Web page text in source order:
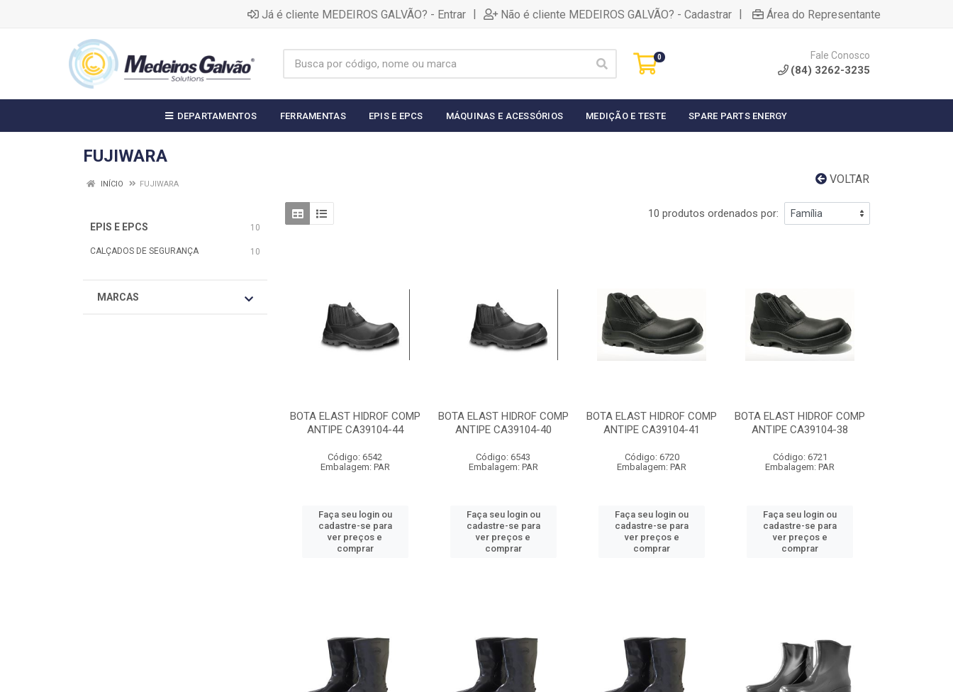
Já é cliente MEDEIROS GALVÃO? - Entrar | Não é cliente MEDEIROS GALVÃO? - Cadastrar | Área do Representante
0 Fale Conosco
(84) 3262-3235
DEPARTAMENTOS FERRAMENTAS EPIS E EPCS MÁQUINAS E ACESSÓRIOS MEDIÇÃO E TESTE SPARE PARTS ENERGY
FUJIWARA
VOLTAR
INÍCIO FUJIWARA
EPIS E EPCS 10
CALÇADOS DE SEGURANÇA 10
MARCAS
10 produtos ordenados por:
BOTA ELAST HIDROF COMP
ANTIPE CA39104-44
Código: 6542
Embalagem: PAR
Faça seu login ou
cadastre-se para
ver preços e
comprar
BOTA ELAST HIDROF COMP
ANTIPE CA39104-40
Código: 6543
Embalagem: PAR
Faça seu login ou
cadastre-se para
ver preços e
comprar
BOTA ELAST HIDROF COMP
ANTIPE CA39104-41
Código: 6720
Embalagem: PAR
Faça seu login ou
cadastre-se para
ver preços e
comprar
BOTA ELAST HIDROF COMP
ANTIPE CA39104-38
Código: 6721
Embalagem: PAR
Faça seu login ou
cadastre-se para
ver preços e
comprar